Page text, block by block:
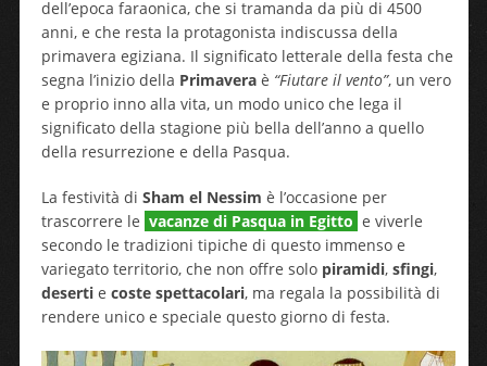
dell’epoca faraonica, che si tramanda da più di 4500
anni, e che resta la protagonista indiscussa della
primavera egiziana. Il significato letterale della festa che
segna l’inizio della Primaveraè “Fiutare il vento”, un vero
e proprio inno alla vita, un modo unico che lega il
significato della stagione più bella dell’anno a quello
della resurrezione e della Pasqua.
La festività di Sham el Nessim è l’occasione per
trascorrere le vacanze di Pasqua in Egitto e viverle
secondo le tradizioni tipiche di questo immenso e
variegato territorio, che non offre solo piramidi, sfingi,
desertie coste spettacolari, ma regala la possibilità di
rendere unico e speciale questo giorno di festa.